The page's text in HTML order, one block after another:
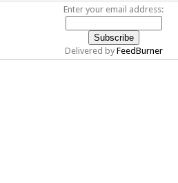
Enter your email address:
Delivered by FeedBurner